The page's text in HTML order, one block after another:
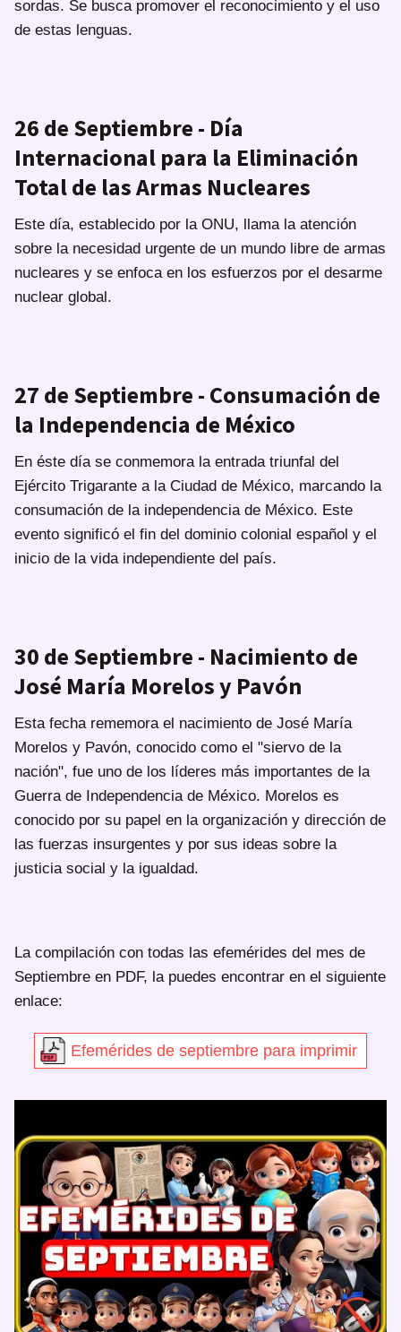
sordas. Se busca promover el reconocimiento y el uso
de estas lenguas.
26 de Septiembre - Día
Internacional para la Eliminación
Total de las Armas Nucleares
Este día, establecido por la ONU, llama la atención
sobre la necesidad urgente de un mundo libre de armas
nucleares y se enfoca en los esfuerzos por el desarme
nuclear global.
27 de Septiembre - Consumación de
la Independencia de México
En éste día se conmemora la entrada triunfal del
Ejército Trigarante a la Ciudad de México, marcando la
consumación de la independencia de México. Este
evento significó el fin del dominio colonial español y el
inicio de la vida independiente del país.
30 de Septiembre - Nacimiento de
José María Morelos y Pavón
Esta fecha rememora el nacimiento de José María
Morelos y Pavón, conocido como el "siervo de la
nación", fue uno de los líderes más importantes de la
Guerra de Independencia de México. Morelos es
conocido por su papel en la organización y dirección de
las fuerzas insurgentes y por sus ideas sobre la
justicia social y la igualdad.
La compilación con todas las efemérides del mes de
Septiembre en PDF, la puedes encontrar en el siguiente
enlace:
Efemérides de septiembre para imprimir